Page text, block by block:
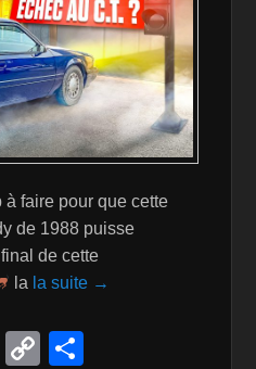
à faire pour que cette
de 1988 puisse
de cette
la la suite →
E
C